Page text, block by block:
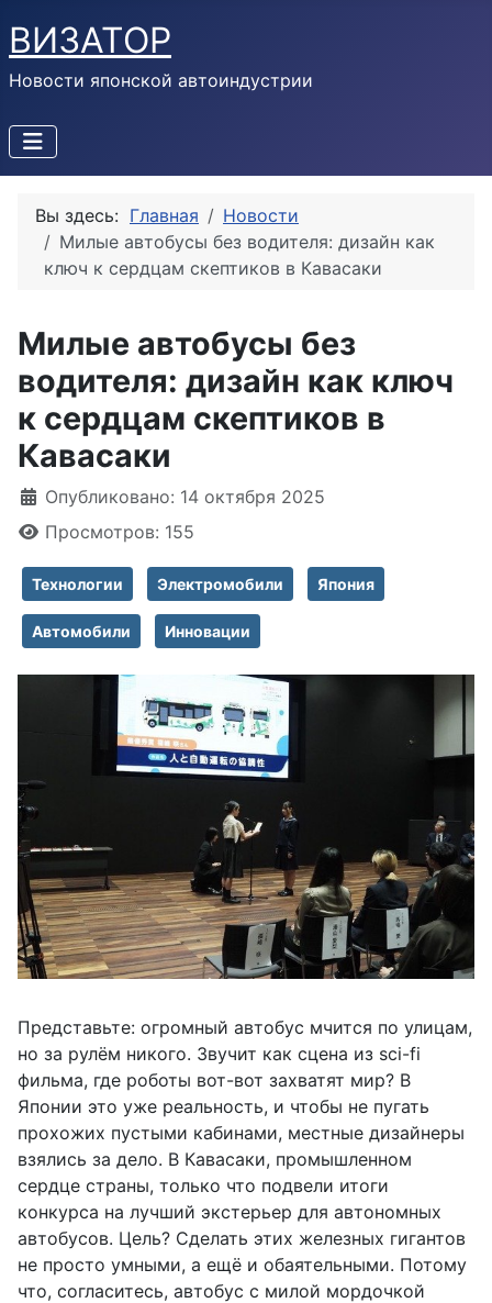
ВИЗАТОР
Новости японской автоиндустрии
Вы здесь: Главная
Новости
Милые автобусы без водителя: дизайн как
ключ к сердцам скептиков в Кавасаки
Милые автобусы без
водителя: дизайн как ключ
к сердцам скептиков в
Кавасаки
Информация о материале
Опубликовано: 14 октября 2025
Просмотров: 155
Технологии Электромобили Япония
Автомобили Инновации
Представьте: огромный автобус мчится по улицам,
но за рулём никого. Звучит как сцена из sci-fi
фильма, где роботы вот-вот захватят мир? В
Японии это уже реальность, и чтобы не пугать
прохожих пустыми кабинами, местные дизайнеры
взялись за дело. В Кавасаки, промышленном
сердце страны, только что подвели итоги
конкурса на лучший экстерьер для автономных
автобусов. Цель? Сделать этих железных гигантов
не просто умными, а ещё и обаятельными. Потому
что, согласитесь, автобус с милой мордочкой